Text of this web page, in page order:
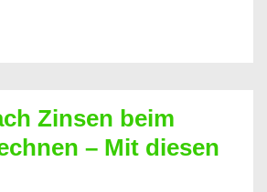
Zinsen beim
– Mit diesen